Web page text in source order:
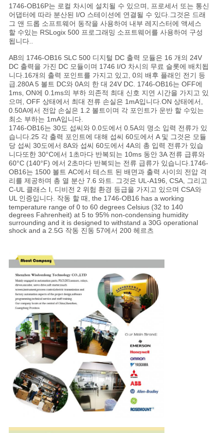
1746-OB16P는 로컬 차시에 설치될 수 있으며, 프로세서 또는 통신
어댑터에 따라 분산된 I/O 스테이션에 연결될 수 있다.그것은 드래
그 앤 드롭 소프트웨어 동작을 사용하여 내부 레지스터에 액세스
할 수있는 RSLogix 500 프로그래밍 소프트웨어를 사용하여 구성
됩니다..
AB의 1746-OB16 SLC 500 디지털 DC 출력 모듈은 16 개의 24V
DC 출력을 가진 DC 모듈이며 1746 I/O 차시의 무료 슬롯에 배치됩
니다.16개의 출력 포인트를 가지고 있고, 0의 배후 플래인 전기 등
급.280A 5 볼트 DC와 0A의 한 대 24V DC. 1746-OB16는 OFF에
1ms, ON에 0.1ms의 부하 의존적 최대 신호 지연 시간을 가지고 있
으며, OFF 상태에서 최대 전류 손실은 1mA입니다.ON 상태에서,
0.50A에서 전압 손실은 1.2 볼트이며 각 포인트가 운반 할 수있는
최소 부하는 1mA입니다.
1746-OB16는 30도 섭씨와 0.0도에서 0.5A의 명소 입력 전류가 있
습니다.25 각 출력 포인트에 대해 섭씨 60도에서 A 및 그것은 모듈
당 섭씨 30도에서 8A와 섭씨 60도에서 4A의 총 입력 전류가 있습
니다또한 30°C에서 1초마다 반복되는 10ms 동안 3A 전류 급류와
60°C (140°F) 에서 2초마다 반복되는 전류 급류가 있습니다.1746-
OB16는 1500 볼트 AC에서 테스트 된 배면과 출력 사이의 전압 격
리를 제공하며 총 열 분산 7.6 와트. 그것은 UL-A196, CSA, 그리고
C-UL 클래스 I, 디비전 2 위험 환경 등급을 가지고 있으며 CSA와
UL 인증입니다. 작동 할 때, the 1746-OB16 has a working
temperature range of 0 to 60 degrees Celsius (32 to 140
degrees Fahrenheit) at 5 to 95% non-condensing humidity
surrounding and it is designed to withstand a 30G operational
shock and a 2.5G 작동 진동 57에서 200 헤르츠